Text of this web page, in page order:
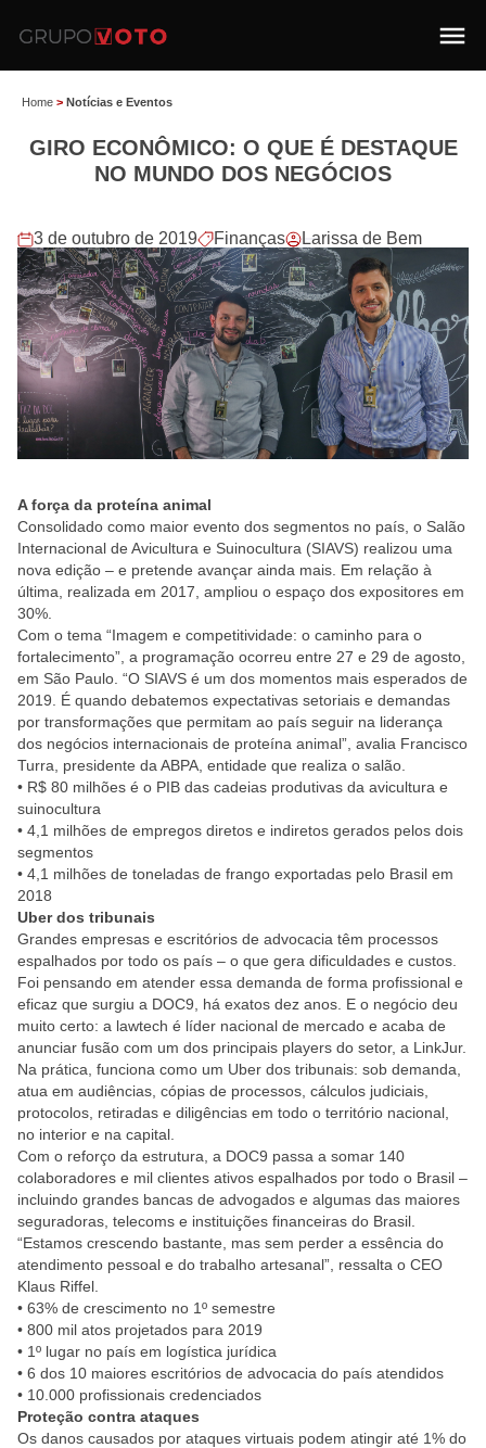
Home > Notícias e Eventos
GIRO ECONÔMICO: O QUE É DESTAQUE
NO MUNDO DOS NEGÓCIOS
3 de outubro de 2019 Finanças Larissa de Bem
A força da proteína animal
Consolidado como maior evento dos segmentos no país, o Salão
Internacional de Avicultura e Suinocultura (SIAVS) realizou uma
nova edição – e pretende avançar ainda mais. Em relação à
última, realizada em 2017, ampliou o espaço dos expositores em
30%.
Com o tema “Imagem e competitividade: o caminho para o
fortalecimento”, a programação ocorreu entre 27 e 29 de agosto,
em São Paulo. “O SIAVS é um dos momentos mais esperados de
2019. É quando debatemos expectativas setoriais e demandas
por transformações que permitam ao país seguir na liderança
dos negócios internacionais de proteína animal”, avalia Francisco
Turra, presidente da ABPA, entidade que realiza o salão.
• R$ 80 milhões é o PIB das cadeias produtivas da avicultura e
suinocultura
• 4,1 milhões de empregos diretos e indiretos gerados pelos dois
segmentos
• 4,1 milhões de toneladas de frango exportadas pelo Brasil em
2018
Uber dos tribunais
Grandes empresas e escritórios de advocacia têm processos
espalhados por todo os país – o que gera dificuldades e custos.
Foi pensando em atender essa demanda de forma profissional e
eficaz que surgiu a DOC9, há exatos dez anos. E o negócio deu
muito certo: a lawtech é líder nacional de mercado e acaba de
anunciar fusão com um dos principais players do setor, a LinkJur.
Na prática, funciona como um Uber dos tribunais: sob demanda,
atua em audiências, cópias de processos, cálculos judiciais,
protocolos, retiradas e diligências em todo o território nacional,
no interior e na capital.
Com o reforço da estrutura, a DOC9 passa a somar 140
colaboradores e mil clientes ativos espalhados por todo o Brasil –
incluindo grandes bancas de advogados e algumas das maiores
seguradoras, telecoms e instituições financeiras do Brasil.
“Estamos crescendo bastante, mas sem perder a essência do
atendimento pessoal e do trabalho artesanal”, ressalta o CEO
Klaus Riffel.
• 63% de crescimento no 1º semestre
• 800 mil atos projetados para 2019
• 1º lugar no país em logística jurídica
• 6 dos 10 maiores escritórios de advocacia do país atendidos
• 10.000 profissionais credenciados
Proteção contra ataques
Os danos causados por ataques virtuais podem atingir até 1% do